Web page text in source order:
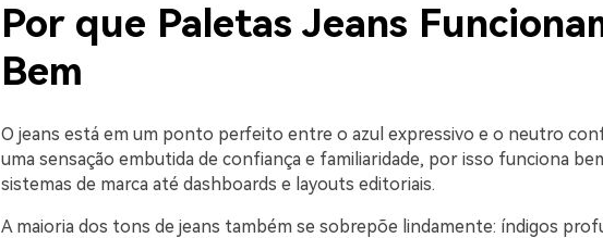
Por que Paletas Jeans
Bem
O jeans está em um ponto perfeito entre o azul expressivo e o neutro
uma sensação embutida de confiança e familiaridade, por isso funciona
sistemas de marca até dashboards e layouts editoriais.
A maioria dos tons de jeans também se sobrepõe lindamente: índigos